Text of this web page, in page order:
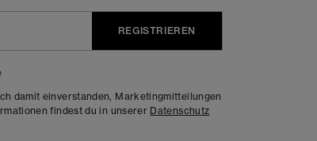
REGISTRIEREN
damit einverstanden, Marketingmitteilungen
findest du in unserer Datenschutz